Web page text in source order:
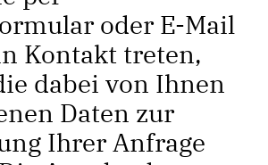
oder E-Mail
Kontakt treten,
dabei von Ihnen
Daten zur
Ihrer Anfrage